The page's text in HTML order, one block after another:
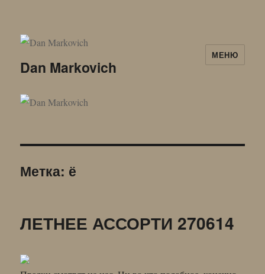
Dan Markovich
МЕНЮ
Метка: ё
ЛЕТНЕЕ АССОРТИ 270614